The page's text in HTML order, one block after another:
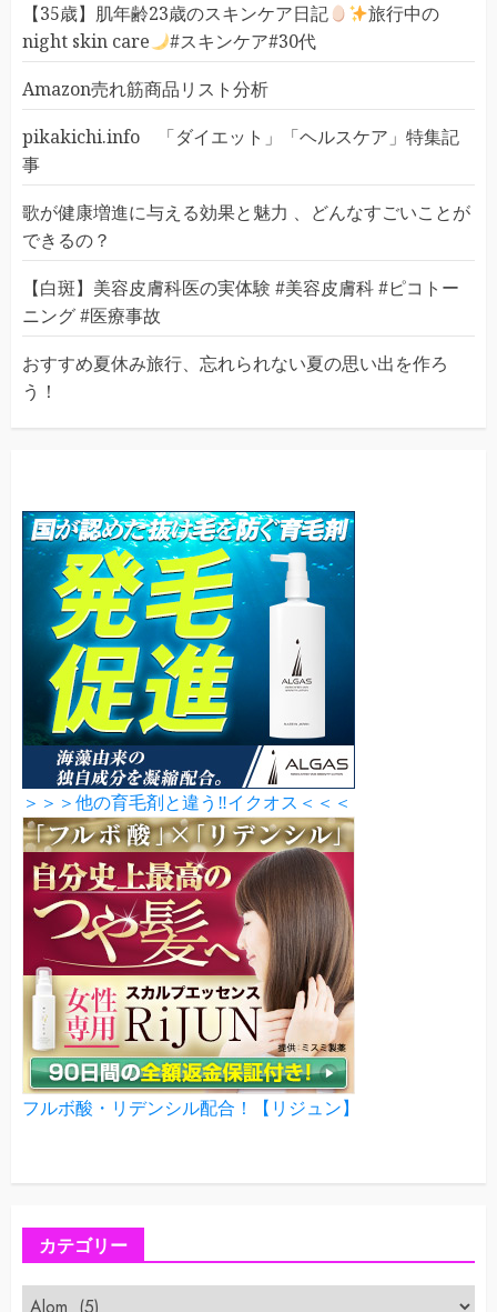
【35歳】肌年齢23歳のスキンケア日記
旅行中の
night skin care
#スキンケア#30代
Amazon売れ筋商品リスト分析
pikakichi.info 「ダイエット」「ヘルスケア」特集記
事
歌が健康増進に与える効果と魅力 、どんなすごいことが
できるの？
【白斑】美容皮膚科医の実体験 #美容皮膚科 #ピコトー
ニング #医療事故
おすすめ夏休み旅行、忘れられない夏の思い出を作ろ
う！
＞＞＞他の育毛剤と違う‼イクオス＜＜＜
フルボ酸・リデンシル配合！【リジュン】
カテゴリー
カ